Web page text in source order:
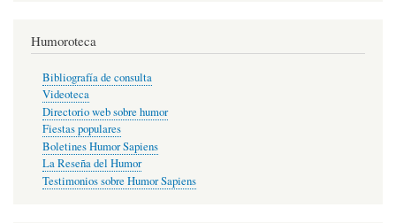
Humoroteca
Bibliografía de consulta
Videoteca
Directorio web sobre humor
Fiestas populares
Boletines Humor Sapiens
La Reseña del Humor
Testimonios sobre Humor Sapiens